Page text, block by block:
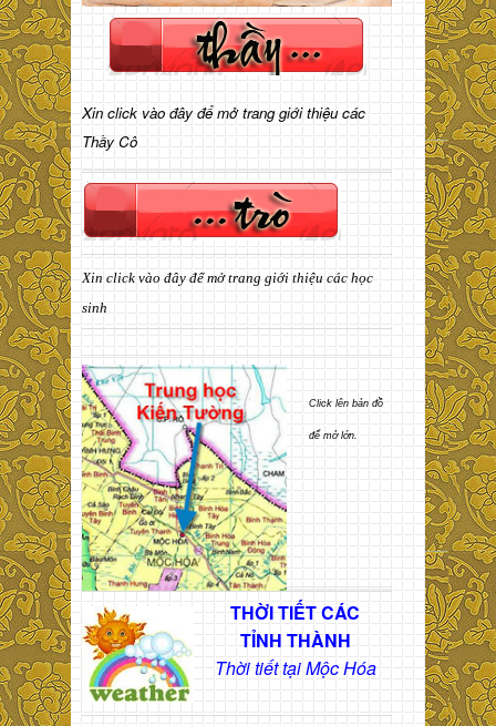
Xin click vào đây để mở trang giới thiệu các
Thầy Cô
Xin click vào đây để mở trang giới thiệu các học
sinh
Click lên bản đồ
để mở lớn.
THỜI TIẾT CÁC
TỈNH THÀNH
Thời tiết tại Mộc Hóa